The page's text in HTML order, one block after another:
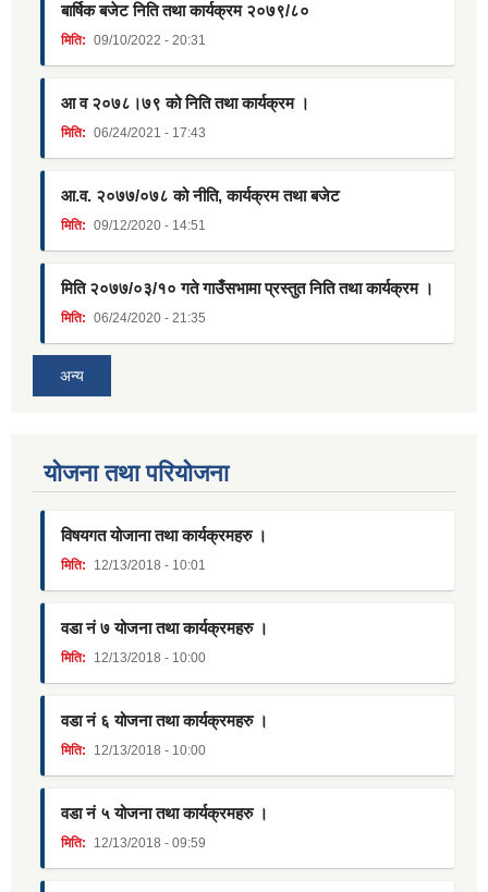
बार्षिक बजेट निति तथा कार्यक्रम २०७९/८०
मिति: 09/10/2022 - 20:31
आ व २०७८।७९ को निति तथा कार्यक्रम ।
मिति: 06/24/2021 - 17:43
आ.व. २०७७/०७८ को नीति, कार्यक्रम तथा बजेट
मिति: 09/12/2020 - 14:51
मिति २०७७/०३/१० गते गाउँसभामा प्रस्तुत निति तथा कार्यक्रम ।
मिति: 06/24/2020 - 21:35
अन्य
याेजना तथा परियाेजना
विषयगत योजाना तथा कार्यक्रमहरु ।
मिति: 12/13/2018 - 10:01
वडा नं ७ योजना तथा कार्यक्रमहरु ।
मिति: 12/13/2018 - 10:00
वडा नं ६ योजना तथा कार्यक्रमहरु ।
मिति: 12/13/2018 - 10:00
वडा नं ५ योजना तथा कार्यक्रमहरु ।
मिति: 12/13/2018 - 09:59